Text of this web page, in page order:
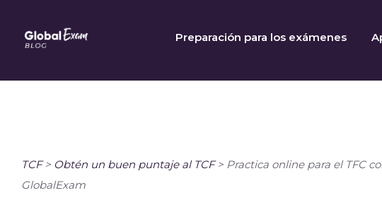
content
Preparación para los exámenes
TCF> Obtén un buen puntaje al TCF> Practica online para el TFC
GlobalExam